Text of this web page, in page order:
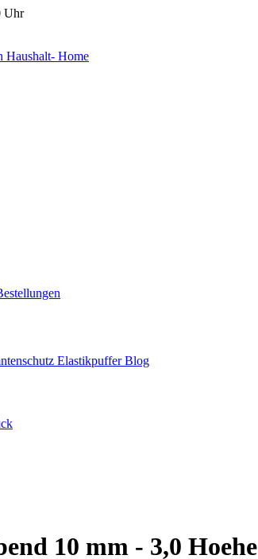
Uhr
Elastikpuffer Blog
10 mm - 3,0 Hoehe